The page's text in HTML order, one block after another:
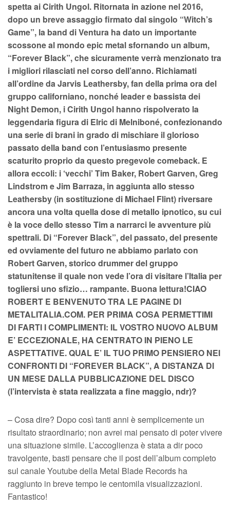
spetta ai Cirith Ungol. Ritornata in azione nel 2016,
dopo un breve assaggio firmato dal singolo “Witch’s
Game”, la band di Ventura ha dato un importante
scossone al mondo epic metal sfornando un album,
“Forever Black”, che sicuramente verrà menzionato tra
i migliori rilasciati nel corso dell’anno. Richiamati
all’ordine da Jarvis Leathersby, fan della prima ora del
gruppo californiano, nonché leader e bassista dei
Night Demon, i Cirith Ungol hanno rispolverato la
leggendaria figura di Elric di Melniboné, confezionando
una serie di brani in grado di mischiare il glorioso
passato della band con l’entusiasmo presente
scaturito proprio da questo pregevole comeback. E
allora eccoli: i ‘vecchi’ Tim Baker, Robert Garven, Greg
Lindstrom e Jim Barraza, in aggiunta allo stesso
Leathersby (in sostituzione di Michael Flint) riversare
ancora una volta quella dose di metallo ipnotico, su cui
è la voce dello stesso Tim a narrarci le avventure più
spettrali. Di “Forever Black”, del passato, del presente
ed ovviamente del futuro ne abbiamo parlato con
Robert Garven, storico drummer del gruppo
statunitense il quale non vede l’ora di visitare l’Italia per
togliersi uno sfizio… rampante. Buona lettura!CIAO
ROBERT E BENVENUTO TRA LE PAGINE DI
METALITALIA.COM. PER PRIMA COSA PERMETTIMI
DI FARTI I COMPLIMENTI: IL VOSTRO NUOVO ALBUM
E’ ECCEZIONALE, HA CENTRATO IN PIENO LE
ASPETTATIVE. QUAL E’ IL TUO PRIMO PENSIERO NEI
CONFRONTI DI “FOREVER BLACK”, A DISTANZA DI
UN MESE DALLA PUBBLICAZIONE DEL DISCO
(l’intervista è stata realizzata a fine maggio, ndr)?
– Cosa dire? Dopo così tanti anni è semplicemente un
risultato straordinario; non avrei mai pensato di poter vivere
una situazione simile. L’accoglienza è stata a dir poco
travolgente, basti pensare che il post dell’album completo
sul canale Youtube della Metal Blade Records ha
raggiunto in breve tempo le centomila visualizzazioni.
Fantastico!